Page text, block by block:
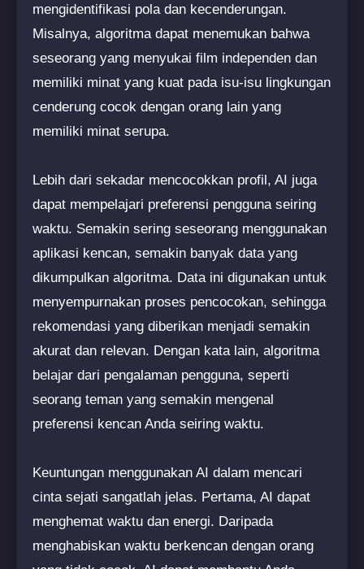
mengidentifikasi pola dan kecenderungan.
Misalnya, algoritma dapat menemukan bahwa
seseorang yang menyukai film independen dan
memiliki minat yang kuat pada isu-isu lingkungan
cenderung cocok dengan orang lain yang
memiliki minat serupa.
Lebih dari sekadar mencocokkan profil, AI juga
dapat mempelajari preferensi pengguna seiring
waktu. Semakin sering seseorang menggunakan
aplikasi kencan, semakin banyak data yang
dikumpulkan algoritma. Data ini digunakan untuk
menyempurnakan proses pencocokan, sehingga
rekomendasi yang diberikan menjadi semakin
akurat dan relevan. Dengan kata lain, algoritma
belajar dari pengalaman pengguna, seperti
seorang teman yang semakin mengenal
preferensi kencan Anda seiring waktu.
Keuntungan menggunakan AI dalam mencari
cinta sejati sangatlah jelas. Pertama, AI dapat
menghemat waktu dan energi. Daripada
menghabiskan waktu berkencan dengan orang